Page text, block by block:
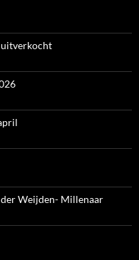
Weijden- Millenaar